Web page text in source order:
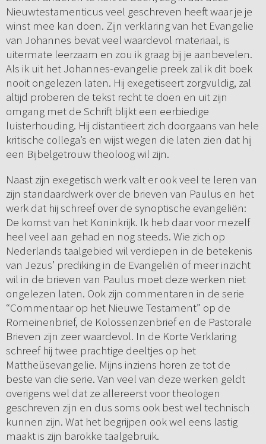
Nieuwtestamenticus veel geschreven heeft waar je je
winst mee kan doen. Zijn verklaring van het Evangelie
van Johannes bevat veel waardevol materiaal, is
uitermate leerzaam en zou ik graag bij je aanbevelen.
Als ik uit het Johannes-evangelie preek zal ik dit boek
nooit ongelezen laten. Hij exegetiseert zorgvuldig, zal
altijd proberen de tekst recht te doen en uit zijn
omgang met de Schrift blijkt een eerbiedige
luisterhouding. Hij distantieert zich doorgaans van hele
kritische collega’s en wijst wegen die laten zien dat hij
een Bijbelgetrouw theoloog wil zijn.
Naast zijn exegetisch werk valt er ook veel te leren van
zijn standaardwerk over de brieven van Paulus en het
werk dat hij schreef over de synoptische evangeliën:
De komst van het Koninkrijk. Ik heb daar voor mezelf
heel veel aan gehad en nog steeds. Wie zich op
Nederlands taalgebied wil verdiepen in de betekenis
van Jezus’ prediking in de Evangeliën of meer inzicht
wil in de brieven van Paulus moet deze werken niet
ongelezen laten. Ook zijn commentaren in de serie
“Commentaar op het Nieuwe Testament” op de
Romeinenbrief, de Kolossenzenbrief en de Pastorale
Brieven zijn zeer waardevol. In de Korte Verklaring
schreef hij twee prachtige deeltjes op het
Mattheüsevangelie. Mijns inziens horen ze tot de
beste van die serie. Van veel van deze werken geldt
overigens wel dat ze allereerst voor theologen
geschreven zijn en dus soms ook best wel technisch
kunnen zijn. Wat het begrijpen ook wel eens lastig
maakt is zijn barokke taalgebruik.